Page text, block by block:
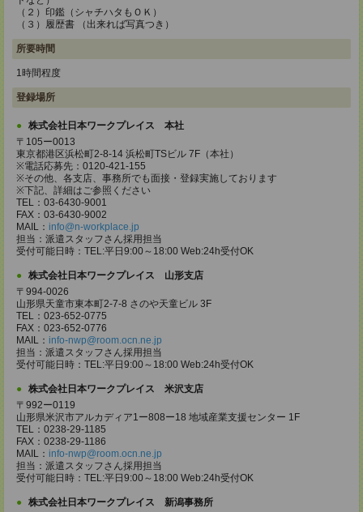
（２）印鑑（シャチハタもＯＫ）
（３）履歴書 （出来れば写真つき）
所要時間
1時間程度
登録場所
株式会社日本ワークプレイス 本社
〒105ー0013
東京都港区浜松町2-8-14 浜松町TSビル 7F（本社）
※電話応募先：0120-421-155
※その他、各支店、事務所でも面接・登録実施しております
※下記、詳細はご参照ください
TEL：03-6430-9001
FAX：03-6430-9002
MAIL： info@n-workplace.jp
担当：派遣スタッフさん採用担当
受付可能日時：TEL:平日9:00～18:00 Web:24h受付OK
株式会社日本ワークプレイス 山形支店
〒994-0026
山形県天童市東本町2-7-8 さのや天童ビル 3F
TEL：023-652-0775
FAX：023-652-0776
MAIL： info-nwp@room.ocn.ne.jp
担当：派遣スタッフさん採用担当
受付可能日時：TEL:平日9:00～18:00 Web:24h受付OK
株式会社日本ワークプレイス 米沢支店
〒992ー0119
山形県米沢市アルカディア1ー808ー18 地域産業支援センター 1F
TEL：0238-29-1185
FAX：0238-29-1186
MAIL： info-nwp@room.ocn.ne.jp
担当：派遣スタッフさん採用担当
受付可能日時：TEL:平日9:00～18:00 Web:24h受付OK
株式会社日本ワークプレイス 新潟事務所